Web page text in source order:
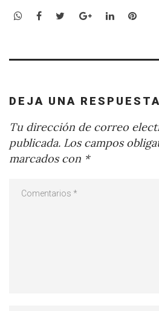
WhatsApp
Facebook
TwitterGoogle+LinkedIn
DEJA UNA RESPUESTA
Tu dirección de correo
publicada. Los campos
marcados con *